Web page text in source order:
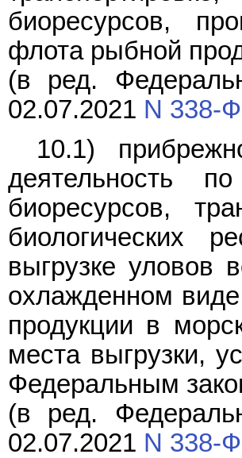
биоресурсов,
флота рыбной
(в ред.
02.07.2021 N 338-
10.1)
деятельность
биоресурсов,
биологических
выгрузке уловов
охлажденном
продукции в
места выгрузки,
Федеральным
(в ред.
02.07.2021 N 338-